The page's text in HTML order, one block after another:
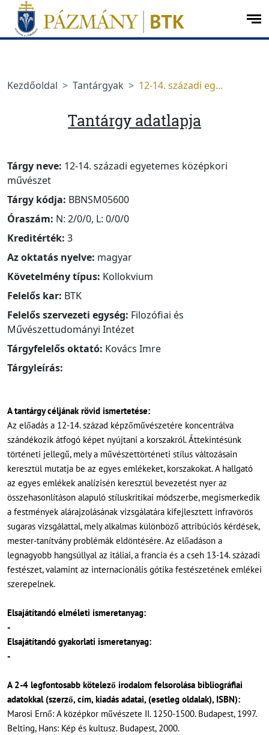
Ugrás a menüre
Ugrás a tartalomra
Kezdőoldal Tantárgyak 12-14. századi eg...
Tantárgy adatlapja
Tárgy neve: 12-14. századi egyetemes középkori
művészet
Tárgy kódja: BBNSM05600
Óraszám: N: 2/0/0, L: 0/0/0
Kreditérték: 3
Az oktatás nyelve: magyar
Követelmény típus: Kollokvium
Felelős kar: BTK
Felelős szervezeti egység: Filozófiai és
Művészettudományi Intézet
Tárgyfelelős oktató: Kovács Imre
Tárgyleírás:
A tantárgy céljának rövid ismertetése:
Az előadás a 12-14. század képzőművészetére koncentrálva
szándékozik átfogó képet nyújtani a korszakról. Áttekintésünk
történeti jellegű, mely a művészettörténeti stílus változásain
keresztül mutatja be az egyes emlékeket, korszakokat. A hallgató
az egyes emlékek analízisén keresztül bevezetést nyer az
összehasonlításon alapuló stíluskritikai módszerbe, megismerkedik
a festmények alárajzolásának vizsgálatára kifejlesztett infravörös
sugaras vizsgálattal, mely alkalmas különböző attribúciós kérdések,
mester-tanítvány problémák eldöntésére. Az előadáson a
legnagyobb hangsúllyal az itáliai, a francia és a cseh 13-14. századi
festészet, valamint az internacionális gótika festészetének emlékei
szerepelnek.
Elsajátítandó elméleti ismeretanyag:
-
Elsajátítandó gyakorlati ismeretanyag:
-
A 2-4 legfontosabb kötelező irodalom felsorolása bibliográfiai
adatokkal (szerző, cím, kiadás adatai, (esetleg oldalak), ISBN):
Marosi Ernő: A középkor művészete II. 1250-1500. Budapest, 1997.
Belting, Hans: Kép és kultusz. Budapest, 2000.